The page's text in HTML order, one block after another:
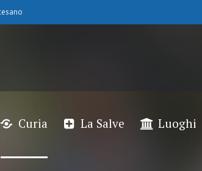
Curia La Salve Luoghi